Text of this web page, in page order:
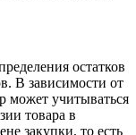
остатков
В зависимости от
может учитываться
товара в
закупки, то есть